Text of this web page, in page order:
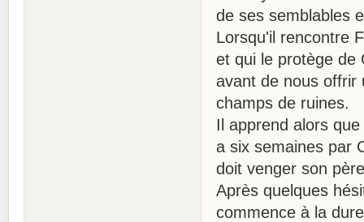
de ses semblables
Lorsqu'il rencontre
et qui le protège de
avant de nous offrir
champs de ruines.
Il apprend alors
a six semaines par
doit venger son
Après quelques
commence à la